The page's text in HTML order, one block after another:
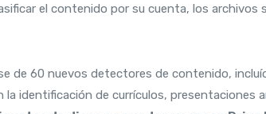
el contenido por su cuenta, los
de 60 nuevos detectores de contenido,
identificación de currículos,